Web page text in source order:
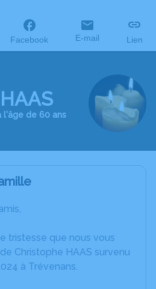
Facebook E-mail Lien
l'âge de 60 ans
tristesse que nous vous
Christophe HAAS survenu
à Trévenans.